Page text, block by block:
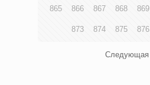
865 866 867 868 869
873 874 875 876
Следующая